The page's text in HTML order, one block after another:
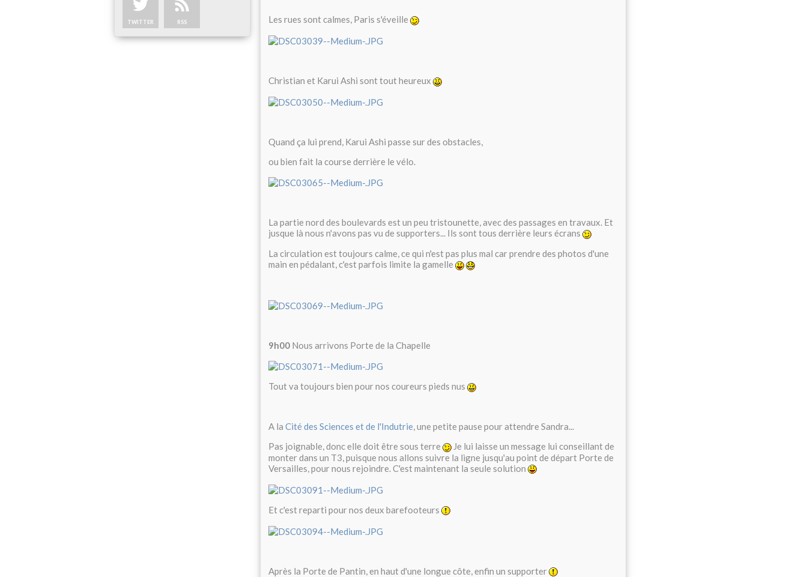
TWITTER RSS Les rues sont calmes, Paris s'éveille
Christian et Karui Ashi sont tout heureux
Quand ça lui prend, Karui Ashi passe sur des obstacles,
ou bien fait la course derrière le vélo.
La partie nord des boulevards est un peu tristounette, avec des passages en travaux. Et
jusque là nous n'avons pas vu de supporters... Ils sont tous derrière leurs écrans
La circulation est toujours calme, ce qui n'est pas plus mal car prendre des photos d'une
main en pédalant, c'est parfois limite la gamelle
9h00 Nous arrivons Porte de la Chapelle
Tout va toujours bien pour nos coureurs pieds nus
A la Cité des Sciences et de l'Indutrie, une petite pause pour attendre Sandra...
Pas joignable, donc elle doit être sous terre
Je lui laisse un message lui conseillant de
monter dans un T3, puisque nous allons suivre la ligne jusqu'au point de départ Porte de
Versailles, pour nous rejoindre. C'est maintenant la seule solution
Et c'est reparti pour nos deux barefooteurs
Après la Porte de Pantin, en haut d'une longue côte, enfin un supporter